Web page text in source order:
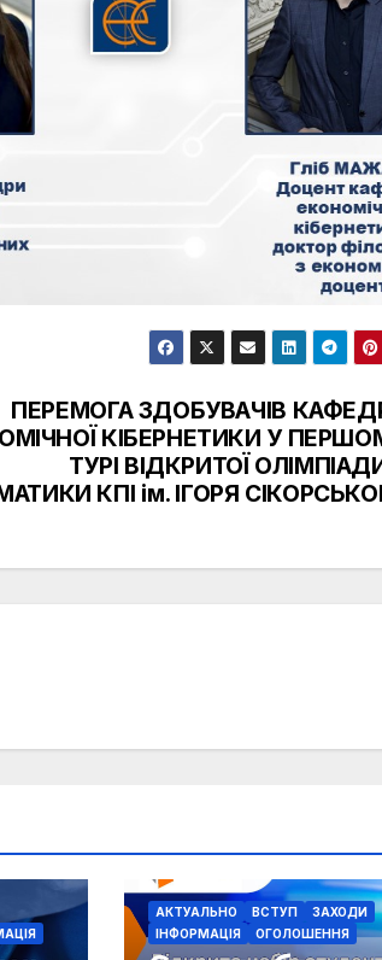
ПЕРЕМОГА ЗДОБУВАЧІВ
КІБЕРНЕТИКИ У
ТУРІ ВІДКРИТОЇ
КПІ ім. ІГОРЯ
АКТУАЛЬНО ВСТУП
ЗАХОДИ
ІНФОРМАЦІЯ
ОГОЛОШЕННЯ